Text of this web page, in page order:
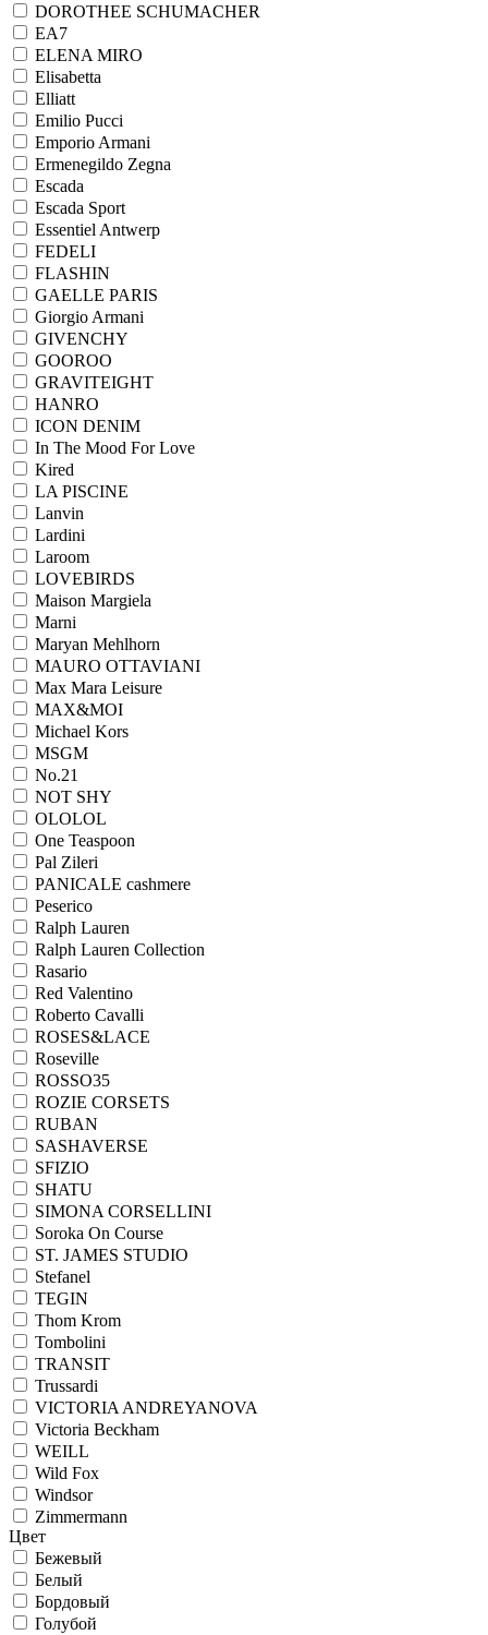
DOROTHEE SCHUMACHER
EA7
ELENA MIRO
Elisabetta
Elliatt
Emilio Pucci
Emporio Armani
Ermenegildo Zegna
Escada
Escada Sport
Essentiel Antwerp
FEDELI
FLASHIN
GAELLE PARIS
Giorgio Armani
GIVENCHY
GOOROO
GRAVITEIGHT
HANRO
ICON DENIM
In The Mood For Love
Kired
LA PISCINE
Lanvin
Lardini
Laroom
LOVEBIRDS
Maison Margiela
Marni
Maryan Mehlhorn
MAURO OTTAVIANI
Max Mara Leisure
MAX&MOI
Michael Kors
MSGM
No.21
NOT SHY
OLOLOL
One Teaspoon
Pal Zileri
PANICALE cashmere
Peserico
Ralph Lauren
Ralph Lаuren Collection
Rasario
Red Valentino
Roberto Cavalli
ROSES&LACE
Roseville
ROSSO35
ROZIE CORSETS
RUBAN
SASHAVERSE
SFIZIO
SHATU
SIMONA CORSELLINI
Soroka On Course
ST. JAMES STUDIO
Stefanel
TEGIN
Thom Krom
Tombolini
TRANSIT
Trussardi
VICTORIA ANDREYANOVA
Victoria Beckham
WEILL
Wild Fox
Windsor
Zimmermann
Цвет
Бежевый
Белый
Бордовый
Голубой